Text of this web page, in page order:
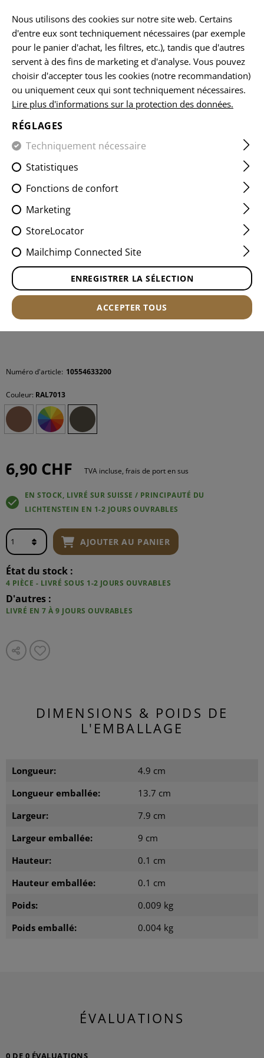
jour férié sur 15.08.2026.
ACCUEIL EQUIPEMENTS LES ÉCUSSONS CLASSIQUES
DENMARK FLAG PATCH
Numéro d'article: 10554633200
Couleur: RAL7013
6,90 CHF TVA incluse, frais de port en sus
EN STOCK, LIVRÉ SUR SUISSE / PRINCIPAUTÉ DU
LICHTENSTEIN EN 1-2 JOURS OUVRABLES
AJOUTER AU PANIER
État du stock :
4 PIÈCE - LIVRÉ SOUS 1-2 JOURS OUVRABLES
D'autres :
LIVRÉ EN 7 À 9 JOURS OUVRABLES
DIMENSIONS & POIDS DE
L'EMBALLAGE
Longueur:
4.9 cm
Longueur emballée:
13.7 cm
Largeur:
7.9 cm
Largeur emballée:
9 cm
Hauteur:
0.1 cm
Hauteur emballée:
0.1 cm
Poids:
0.009 kg
Poids emballé:
0.004 kg
ÉVALUATIONS
0 DE 0 ÉVALUATIONS
Nous utilisons des cookies sur notre site web. Certains
d'entre eux sont techniquement nécessaires (par exemple
pour le panier d'achat, les filtres, etc.), tandis que d'autres
servent à des fins de marketing et d'analyse. Vous pouvez
choisir d'accepter tous les cookies (notre recommandation)
ou uniquement ceux qui sont techniquement nécessaires.
Lire plus d'informations sur la protection des données.
RÉGLAGES
Techniquement nécessaire
Statistiques
Fonctions de confort
Marketing
StoreLocator
Mailchimp Connected Site
ENREGISTRER LA SÉLECTION
ACCEPTER TOUS